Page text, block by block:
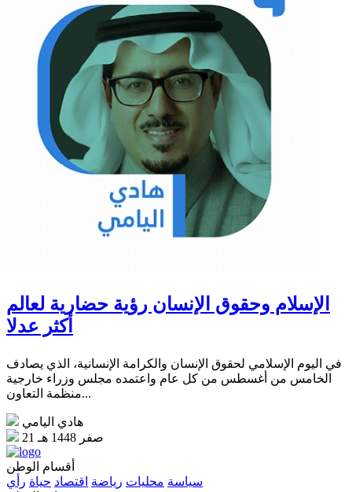
الإسلام وحقوق الإنسان رؤية حضارية لعالم
أكثر عدلا
في اليوم الإسلامي لحقوق الإنسان والكرامة الإنسانية، الذي يصادف
الخامس من أغسطس من كل عام واعتمده مجلس وزراء خارجية
منظمة التعاون...
هادي اليامي
21 صفر 1448 هـ
أقسام الوطن
سياسة محليات رياضة اقتصاد حياة رأي